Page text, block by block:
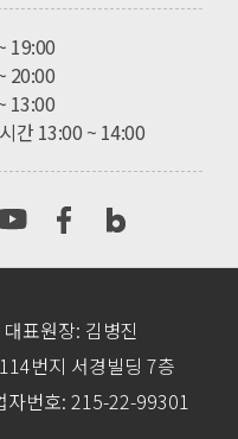
19:00
20:00
13:00
간 13:00 ~ 14:00
대표원장: 김병진
번지 서경빌딩 7층
자번호: 215-22-99301